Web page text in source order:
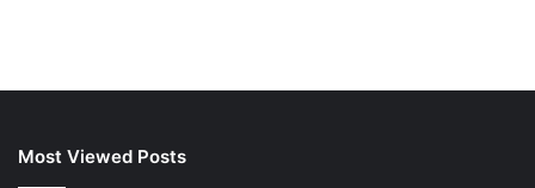
Most Viewed Posts